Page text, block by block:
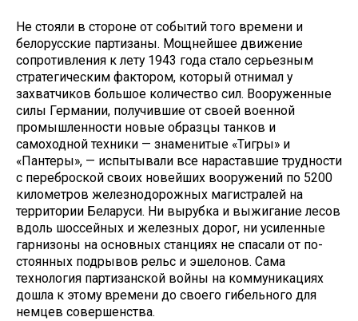
Не стояли в стороне от событий того времени и
белорусские партиза­ны. Мощнейшее движение
сопротив­ления к лету 1943 года стало серьез­ным
стратегическим фактором, кото­рый отнимал у
захватчиков большое количество сил. Вооруженные
силы Германии, получившие от своей воен­ной
промышленности новые образцы танков и
самоходной техники — зна­менитые «Тигры» и
«Пантеры», — ис­пытывали все нараставшие трудности
с переброской своих новейших воору­жений по 5200
километров железно­дорожных магистралей на
территории Беларуси. Ни вырубка и выжигание лесов
вдоль шоссейных и железных дорог, ни усиленные
гарнизоны на основных станциях не спасали от по­
стоянных подрывов рельс и эшелонов. Сама
технология партизанской войны на коммуникациях
дошла к этому вре­мени до своего гибельного для
немцев совершенства.